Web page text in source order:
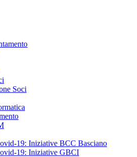
Soci
19: Iniziative BCC Basciano
19: Iniziative GBCI